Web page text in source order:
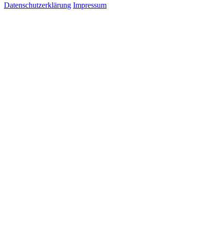
Datenschutzerklärung Impressum